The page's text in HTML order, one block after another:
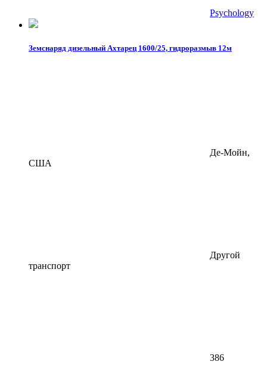
Psychology
Земснаряд дизельный Ахтарец 1600/25, гидроразмыв 12м
Де-Мойн,
США
Другой
транспорт
386